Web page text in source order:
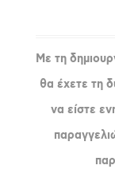
Με τη
θα έχετε τη
να είστε